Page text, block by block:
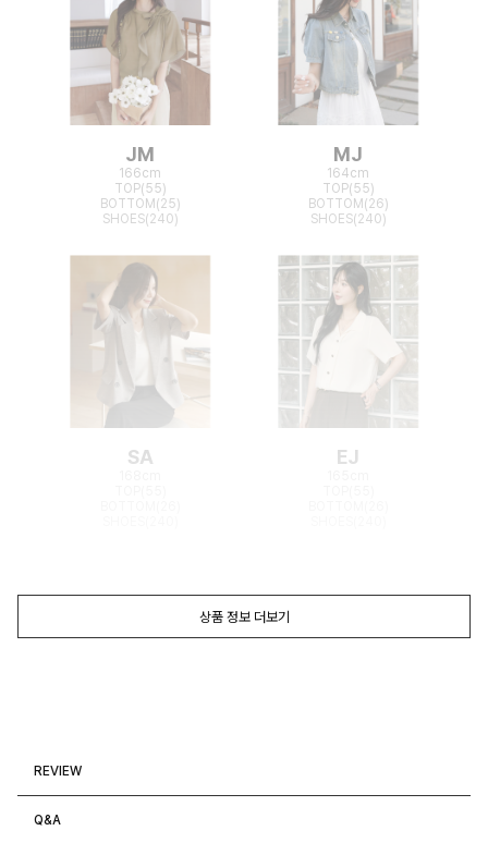
JM
166cm
TOP(55)
BOTTOM(25)
SHOES(240)
MJ
164cm
TOP(55)
BOTTOM(26)
SHOES(240)
SA EJ
상품 정보 더보기
REVIEW
Q&A